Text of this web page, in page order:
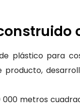
plástico para
metros